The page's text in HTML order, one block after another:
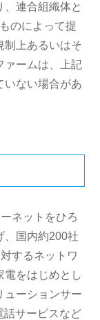
連合組織体と
のによって提
制上あるいはそ
ァームは、上記
いない場合があ
ネットをひろ
、国内約200社
するネットワ
電をはじめとし
ューションサー
話サービスなど